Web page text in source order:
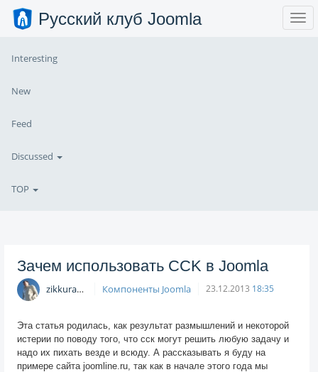
Русский клуб Joomla
Interesting
New
Feed
Discussed
TOP
Зачем использовать CCK в Joomla
zikkuratvk Компоненты Joomla 23.12.2013 18:35
Эта статья родилась, как результат размышлений и некоторой
истерии по поводу того, что сск могут решить любую задачу и
надо их пихать везде и всюду. А рассказывать я буду на
примере сайта joomline.ru, так как в начале этого года мы